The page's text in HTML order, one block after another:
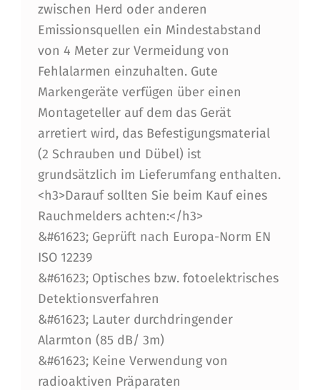
zwischen Herd oder anderen
Emissionsquellen ein Mindestabstand
von 4 Meter zur Vermeidung von
Fehlalarmen einzuhalten. Gute
Markengeräte verfügen über einen
Montageteller auf dem das Gerät
arretiert wird, das Befestigungsmaterial
(2 Schrauben und Dübel) ist
grundsätzlich im Lieferumfang enthalten.
<h3>Darauf sollten Sie beim Kauf eines
Rauchmelders achten:</h3>
&#61623; Geprüft nach Europa-Norm EN
ISO 12239
&#61623; Optisches bzw. fotoelektrisches
Detektionsverfahren
&#61623; Lauter durchdringender
Alarmton (85 dB/ 3m)
&#61623; Keine Verwendung von
radioaktiven Präparaten